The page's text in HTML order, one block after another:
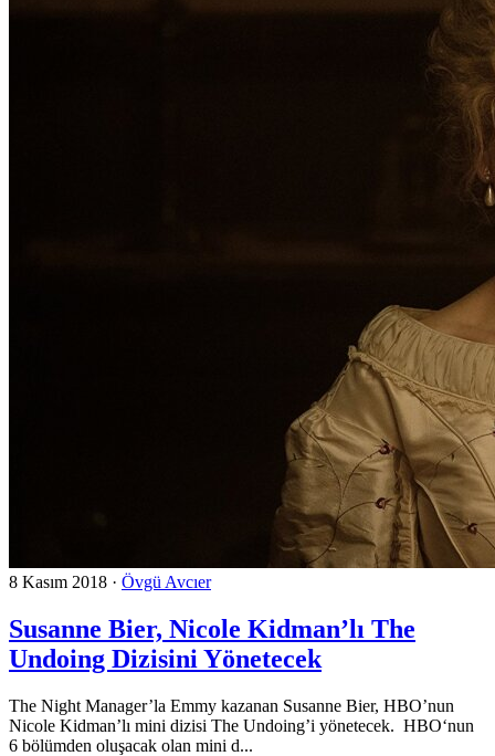
8 Kasım 2018 · Övgü Avcıer
Susanne Bier, Nicole Kidman’lı The
Undoing Dizisini Yönetecek
The Night Manager’la Emmy kazanan Susanne Bier, HBO’nun
Nicole Kidman’lı mini dizisi The Undoing’i yönetecek. HBO‘nun
6 bölümden oluşacak olan mini d...